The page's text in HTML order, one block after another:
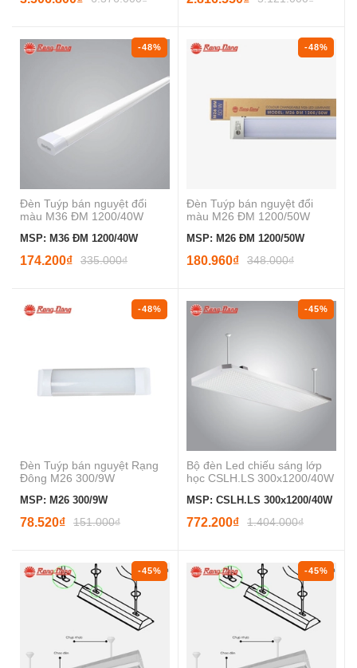
-48%
Đèn Tuýp bán nguyệt đổi
màu M36 ĐM 1200/40W
MSP: M36 ĐM 1200/40W
174.200₫ 335.000₫
-48%
Đèn Tuýp bán nguyệt đổi
màu M26 ĐM 1200/50W
MSP: M26 ĐM 1200/50W
180.960₫ 348.000₫
-48%
Đèn Tuýp bán nguyệt Rạng
Đông M26 300/9W
MSP: M26 300/9W
78.520₫ 151.000₫
-45%
Bộ đèn Led chiếu sáng lớp
học CSLH.LS 300x1200/40W
MSP: CSLH.LS 300x1200/40W
772.200₫ 1.404.000₫
-45% -45%